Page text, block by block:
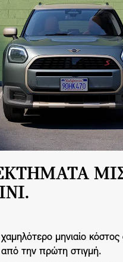
μηνιαίο
από την πρώτη στιγμή.